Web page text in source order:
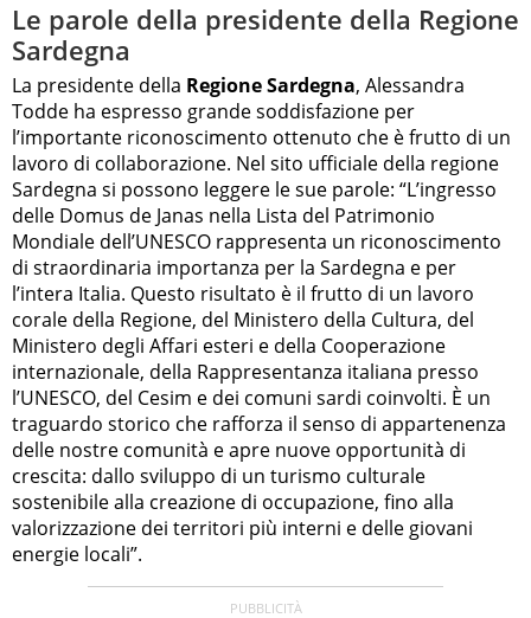
Le parole della presidente della Regione
Sardegna
La presidente della Regione Sardegna, Alessandra
Todde ha espresso grande soddisfazione per
l’importante riconoscimento ottenuto che è frutto di un
lavoro di collaborazione. Nel sito ufficiale della regione
Sardegna si possono leggere le sue parole: “L’ingresso
delle Domus de Janas nella Lista del Patrimonio
Mondiale dell’UNESCO rappresenta un riconoscimento
di straordinaria importanza per la Sardegna e per
l’intera Italia. Questo risultato è il frutto di un lavoro
corale della Regione, del Ministero della Cultura, del
Ministero degli Affari esteri e della Cooperazione
internazionale, della Rappresentanza italiana presso
l’UNESCO, del Cesim e dei comuni sardi coinvolti. È un
traguardo storico che rafforza il senso di appartenenza
delle nostre comunità e apre nuove opportunità di
crescita: dallo sviluppo di un turismo culturale
sostenibile alla creazione di occupazione, fino alla
valorizzazione dei territori più interni e delle giovani
energie locali”.